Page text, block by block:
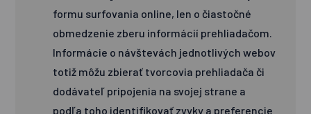
formu surfovania online, len o čiastočné
obmedzenie zberu informácií prehliadačom.
Informácie o návštevách jednotlivých webov
totiž môžu zbierať tvorcovia prehliadača či
dodávateľ pripojenia na svojej strane a
podľa toho identifikovať zvyky a preferencie